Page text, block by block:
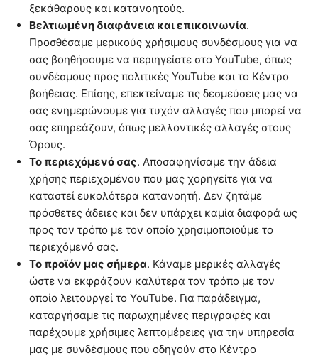
ξεκάθαρους και κατανοητούς.
Βελτιωμένη διαφάνεια και επικοινωνία.
Προσθέσαμε μερικούς χρήσιμους συνδέσμους για να
σας βοηθήσουμε να περιηγείστε στο YouTube, όπως
συνδέσμους προς πολιτικές YouTube και το Κέντρο
βοήθειας. Επίσης, επεκτείναμε τις δεσμεύσεις μας να
σας ενημερώνουμε για τυχόν αλλαγές που μπορεί να
σας επηρεάζουν, όπως μελλοντικές αλλαγές στους
Όρους.
Το περιεχόμενό σας. Αποσαφηνίσαμε την άδεια
χρήσης περιεχομένου που μας χορηγείτε για να
καταστεί ευκολότερα κατανοητή. Δεν ζητάμε
πρόσθετες ἀδειες και δεν υπάρχει καμία διαφορά ως
προς τον τρόπο με τον οποίο χρησιμοποιούμε το
περιεχόμενό σας.
Το προϊόν μας σήμερα. Κάναμε μερικές αλλαγές
ώστε να εκφράζουν καλύτερα τον τρόπο με τον
οποίο λειτουργεί το YouTube. Για παράδειγμα,
καταργήσαμε τις παρωχημένες περιγραφές και
παρέχουμε χρήσιμες λεπτομέρειες για την υπηρεσία
μας με συνδέσμους που οδηγούν στο Κέντρο